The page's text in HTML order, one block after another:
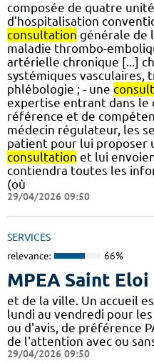
composée de quatre
d'hospitalisation
consultation générale de
maladie thrombo-
artérielle chronique [...]
systémiques vasculaires,
phlébologie ; - une
expertise entrant dans le
référence et de
médecin régulateur, les
patient pour lui proposer
consultation et lui
contiendra toutes les
(où
29/04/2026 09:50
SERVICES
relevance: 66%
MPEA Saint Eloi
et de la ville. Un accueil
lundi au vendredi pour
ou d'avis, de préférence
de l'attention avec ou
29/04/2026 09:50